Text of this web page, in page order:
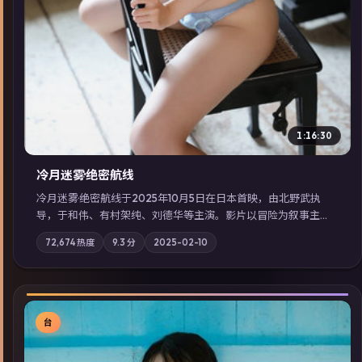
1:16:30
冷月迷雾·绝密航线
冷月迷雾·绝密航线于2025年10月5日在日本首映，由北野武执
导，于和伟、有村架纯、刘德华等主演。影片以冒险为叙事主
轴，记忆碎片重组后，主角发现自己从未活过“真实”的一天；摄
影与配乐强化地域气质；站内亦可通过「国产免费观看高清电视
剧在线看」延展检索同类型高分佳作，畅享高清在线追剧体验。
72,674热度 9.3 分 2025-02-10
台